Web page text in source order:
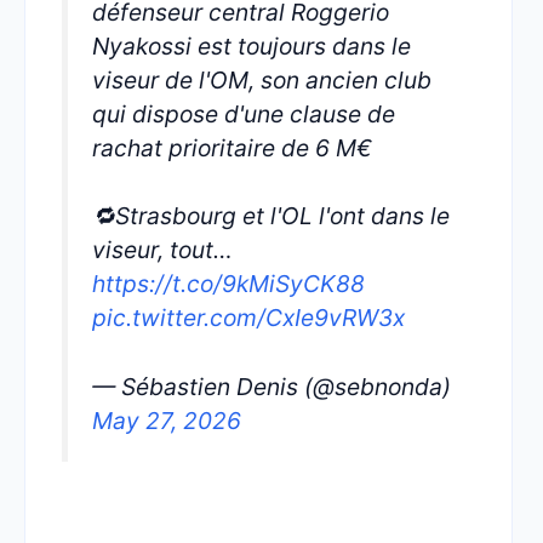
défenseur central Roggerio
Nyakossi est toujours dans le
viseur de l'OM, son ancien club
qui dispose d'une clause de
rachat prioritaire de 6 M€
🔁Strasbourg et l'OL l'ont dans le
viseur, tout…
https://t.co/9kMiSyCK88
pic.twitter.com/CxIe9vRW3x
— Sébastien Denis (@sebnonda)
May 27, 2026